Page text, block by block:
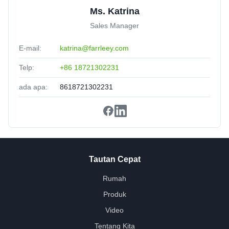
Ms. Katrina
Sales Manager
E-mail: katrina@farrleey.com
Telp: +86 18721302231
ada apa: 8618721302231
Tautan Cepat
Rumah
Produk
Video
Tentang Kita